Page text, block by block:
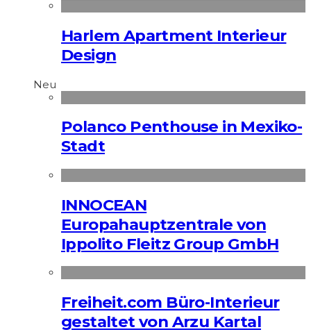
Harlem Apartment Interieur
Design
Neu
Polanco Penthouse in Mexiko-
Stadt
INNOCEAN
Europahauptzentrale von
Ippolito Fleitz Group GmbH
Freiheit.com Büro-Interieur
gestaltet von Arzu Kartal